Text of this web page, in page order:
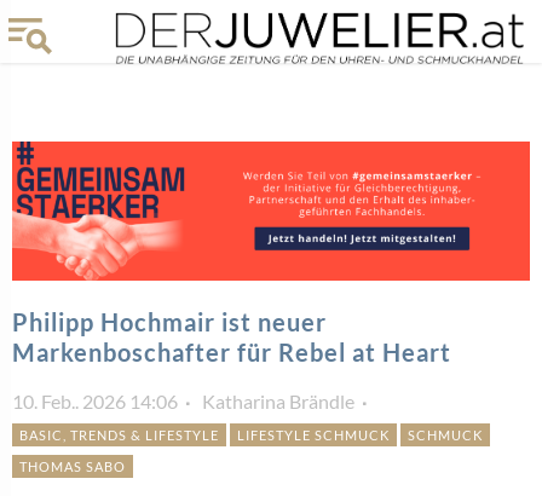
Philipp Hochmair ist neuer
Markenboschafter für Rebel at Heart
10. Feb.. 2026 14:06 Katharina Brändle
BASIC, TRENDS & LIFESTYLE LIFESTYLE SCHMUCK
SCHMUCK
THOMAS SABO